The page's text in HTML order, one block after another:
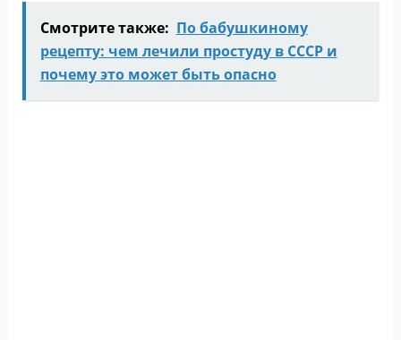
Смотрите также: По бабушкиному
рецепту: чем лечили простуду в СССР и
почему это может быть опасно